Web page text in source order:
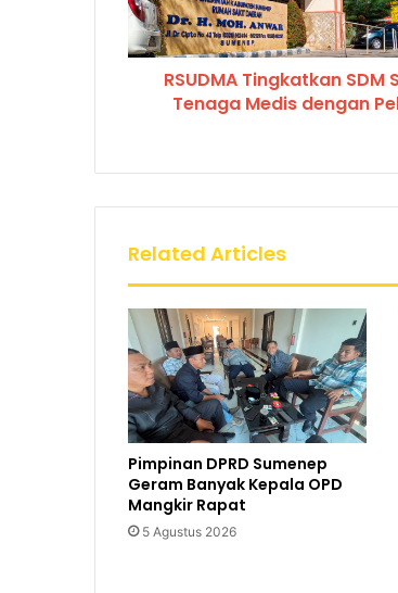
RSUDMA Tingkatkan SDM
Tenaga Medis dengan
Related Articles
Pimpinan DPRD Sumenep
Geram Banyak Kepala OPD
Mangkir Rapat
5 Agustus 2026